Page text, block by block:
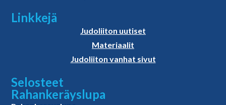
Linkkejä
Judoliiton uutiset
Materiaalit
Judoliiton vanhat sivut
Selosteet
Rahankeräyslupa